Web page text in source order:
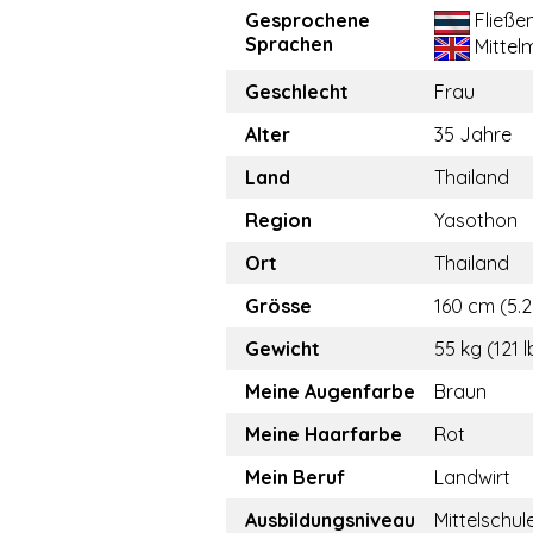
Gesprochene
Sprachen
Geschlecht
Frau
Alter
35 Jahre
Land
Thailand
Region
Yasothon
Ort
Thailand
Grösse
160 cm
Gewicht
55 kg (121
Meine Augenfarbe
Braun
Meine Haarfarbe
Rot
Mein Beruf
Landwirt
Ausbildungsniveau